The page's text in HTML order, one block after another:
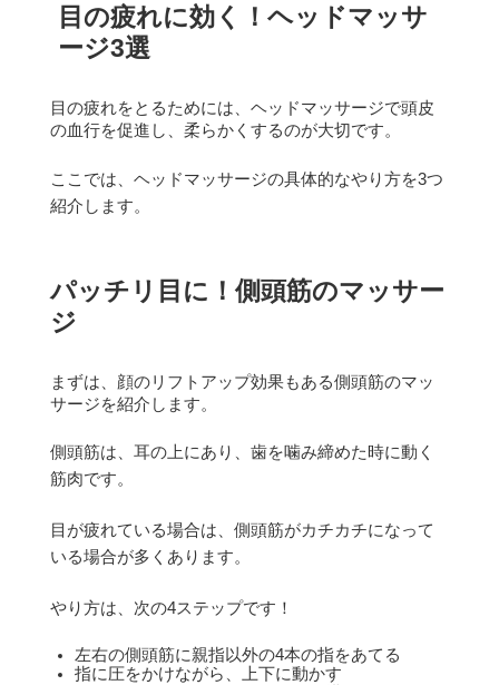
目の疲れに効く！ヘッドマッサ
ージ3選
目の疲れをとるためには、ヘッドマッサージで頭皮
の血行を促進し、柔らかくするのが大切です。
ここでは、ヘッドマッサージの具体的なやり方を3つ
紹介します。
パッチリ目に！側頭筋のマッサー
ジ
まずは、顔のリフトアップ効果もある側頭筋のマッ
サージを紹介します。
側頭筋は、耳の上にあり、歯を噛み締めた時に動く
筋肉です。
目が疲れている場合は、側頭筋がカチカチになって
いる場合が多くあります。
やり方は、次の4ステップです！
左右の側頭筋に親指以外の4本の指をあてる
指に圧をかけながら、上下に動かす